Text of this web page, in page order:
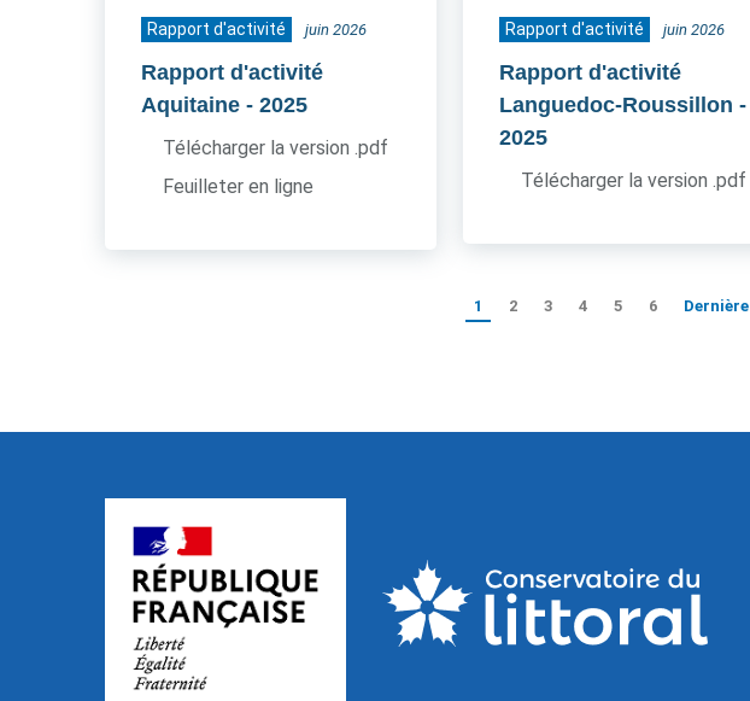
Rapport d'activité juin 2026
Rapport d'activité
Aquitaine - 2025
Télécharger la version .pdf
Feuilleter en ligne
Rapport d'activité juin 2026
Rapport d'activité
Languedoc-Roussillon -
2025
Télécharger la version .pdf
1 2 3 4 5 6 Dernière